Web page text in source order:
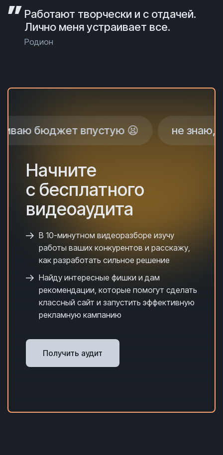
Работают творчески и с отдачей.
Лично меня устраивает все.
Родион
впустую 😫 не знаю, почему
Начните
с бесплатного
видеоаудита
В 10-минутном видеоразборе изучу
работы ваших конкурентов и расскажу,
как разработать сильное решение
Найду интересные фишки и дам
рекомендации, которые помогут сделать
классный сайт и запустить эффективную
рекламную кампанию
Получить аудит